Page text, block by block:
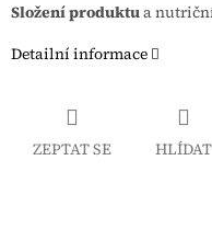
Složení produktua
Detailní informace
ZEPTAT SE HLÍDAT